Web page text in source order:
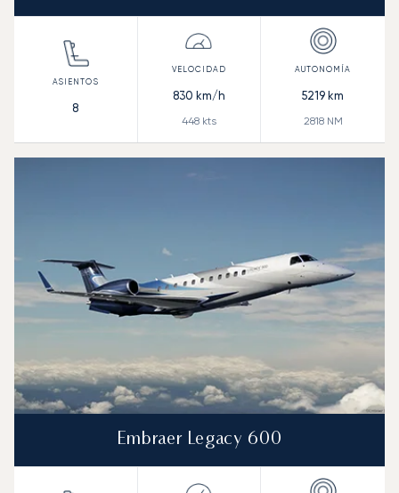
8
830 km/h
448kts
5219 km
2818NM
Embraer Legacy 600